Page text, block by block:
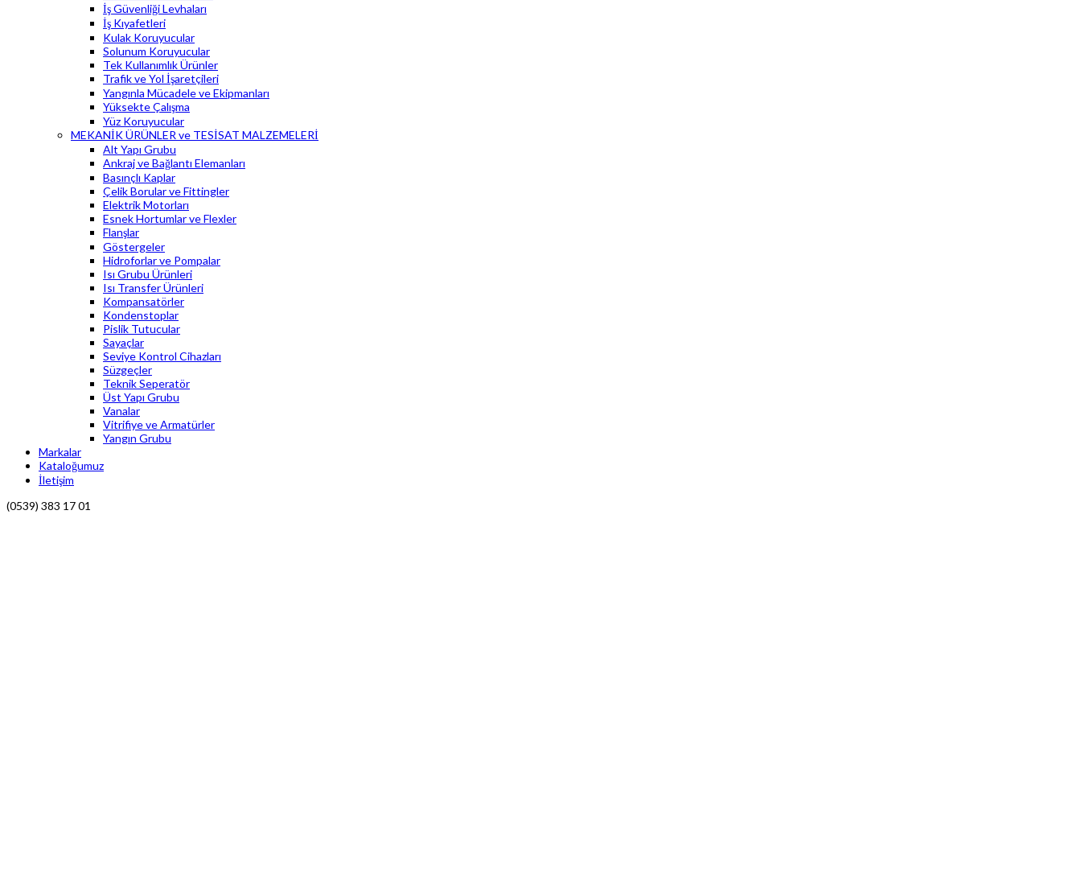
İş Güvenliği Levhaları
İş Kıyafetleri
Kulak Koruyucular
Solunum Koruyucular
Tek Kullanımlık Ürünler
Trafik ve Yol İşaretçileri
Yangınla Mücadele ve Ekipmanları
Yüksekte Çalışma
Yüz Koruyucular
MEKANİK ÜRÜNLER ve TESİSAT MALZEMELERİ
Alt Yapı Grubu
Ankraj ve Bağlantı Elemanları
Basınçlı Kaplar
Çelik Borular ve Fittingler
Elektrik Motorları
Esnek Hortumlar ve Flexler
Flanşlar
Göstergeler
Hidroforlar ve Pompalar
Isı Grubu Ürünleri
Isı Transfer Ürünleri
Kompansatörler
Kondenstoplar
Pislik Tutucular
Sayaçlar
Seviye Kontrol Cihazları
Süzgeçler
Teknik Seperatör
Üst Yapı Grubu
Vanalar
Vitrifiye ve Armatürler
Yangın Grubu
Markalar
Kataloğumuz
İletişim
(0539) 383 17 01